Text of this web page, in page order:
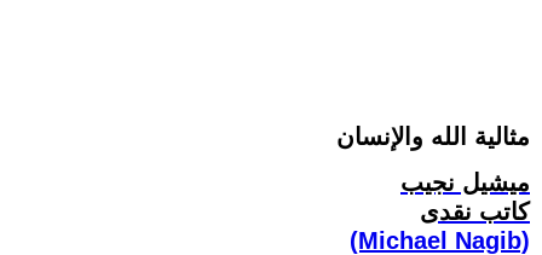
مثالية الله والإنسان
ميشيل نجيب
كاتب نقدى
(Michael Nagib)